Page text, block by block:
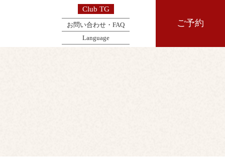
Club TG
お問い合わせ・FAQ
Language
ご予約